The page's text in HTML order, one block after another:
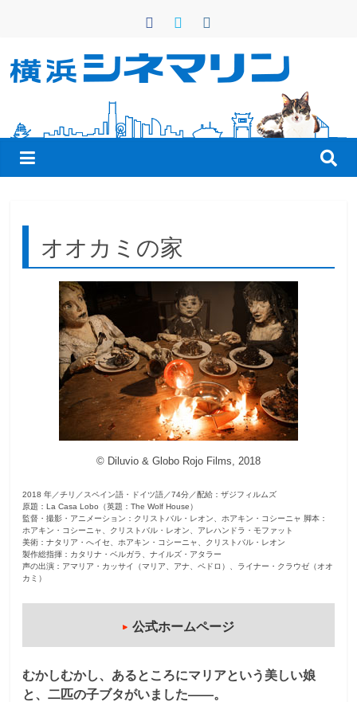
ン
横
浜
シ
ネ
マ
こ
の
街
で
オオカミの家
© Diluvio & Globo Rojo Films, 2018
2018 年／チリ／スペイン語・ドイツ語／74分／配給：ザジフィルムズ
原題：La Casa Lobo（英題：The Wolf House）
監督・撮影・アニメーション：クリストバル・レオン、ホアキン・コシーニャ 脚本：
ホアキン・コシーニャ、クリストバル・レオン、アレハンドラ・モファット
美術：ナタリア・へイセ、ホアキン・コシーニャ、クリストバル・レオン
製作総指揮：カタリナ・ベルガラ、ナイルズ・アタラー
声の出演：アマリア・カッサイ（マリア、アナ、ペドロ）、ライナー・クラウゼ（オオ
カミ）
公式ホームページ
むかしむかし、あるところにマリアという美しい娘
と、二匹の子ブタがいました――。